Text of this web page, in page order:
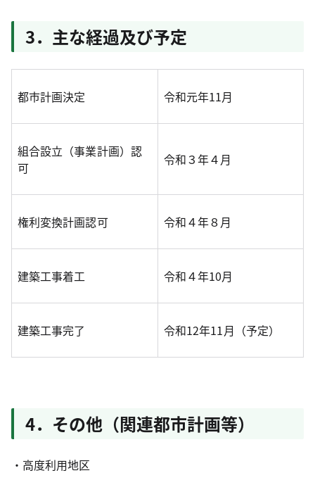
3．主な経過及び予定
都市計画決定 令和元年11月
組合設立（事業計画）認
可
令和３年４月
権利変換計画認可 令和４年８月
建築工事着工 令和４年10月
建築工事完了 令和12年11月（予定）
4．その他（関連都市計画等）
・高度利用地区